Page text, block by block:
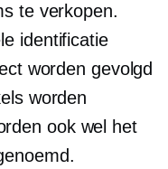
te verkopen.
identificatie
worden gevolgd
worden
ook wel het